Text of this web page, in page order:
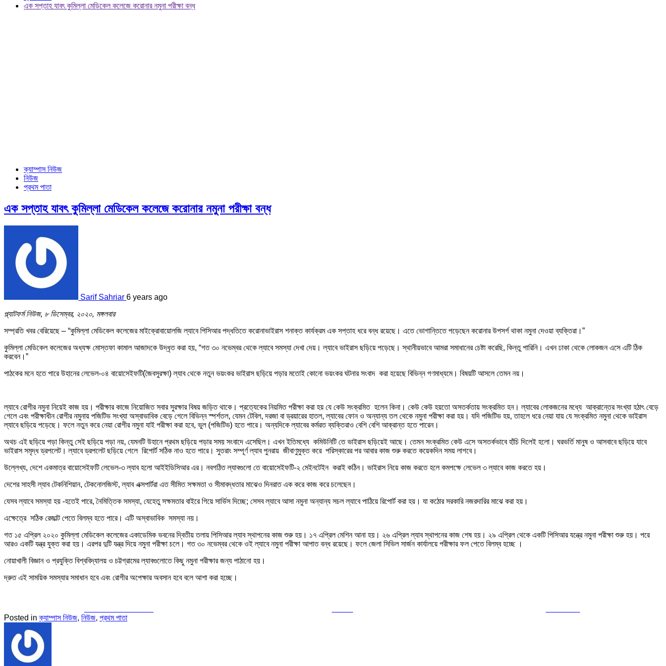
এক সপ্তাহ যাবৎ কুমিল্লা মেডিকেল কলেজে করোনার নমুনা পরীক্ষা বন্ধ
ক্যাম্পাস নিউজ
নিউজ
প্রথম পাতা
এক সপ্তাহ যাবৎ কুমিল্লা মেডিকেল কলেজে করোনার নমুনা পরীক্ষা বন্ধ
Sarif Sahriar 6 years ago
প্ল্যাটফর্ম নিউজ, ৮ ডিসেম্বর, ২০২০, মঙ্গলবার
সম্প্রতি খবর বেরিয়েছে – “কুমিল্লা মেডিকেল কলেজের মাইক্রোবায়োলজি ল্যাবে পিসিআর পদ্ধতিতে করোনাভাইরাস শনাক্ত কার্যক্রম এক সপ্তাহ ধরে বন্ধ রয়েছে। এতে ভোগান্তিতে পড়েছেন করোনার উপসর্গ থাকা নমুনা দেওয়া ব্যক্তিরা।”
কুমিল্লা মেডিকেল কলেজের অধ্যক্ষ মোস্তফা কামাল আজাদকে উদ্ধৃত করা হয়, “গত ৩০ নভেম্বর থেকে ল্যাবে সমস্যা দেখা দেয়। ল্যাবে ভাইরাস ছড়িয়ে পড়েছে। স্থানীয়ভাবে আমরা সমাধানের চেষ্টা করেছি, কিন্তু পারিনি। এখন ঢাকা থেকে লোকজন এসে এটি ঠিক
করবেন।”
পাঠকের মনে হতে পারে উহানের লেভেল-০৪ বায়োসেইফটি(জৈবসুরক্ষা) ল্যাব থেকে নতুন ভয়ংকর ভাইরাস ছড়িয়ে পড়ার মতোই কোনো ভয়ংকর ঘটনার সংবাদ করা হয়েছে বিভিন্ন গণমাধ্যমে। বিষয়টি আসলে তেমন নয়।
ল্যাবে রোগীর নমুনা নিয়েই কাজ হয়। পরীক্ষার কাজে নিয়োজিত সবার সুরক্ষার বিষয় জড়িত থাকে। প্রত্যেকের নিয়মিত পরীক্ষা করা হয় যে কেউ সংক্রমিত হলেন কিনা। কেউ কেউ হয়তো অসতর্কতায় সংক্রমিত হন। ল্যাবের লোকজনের মধ্যে আক্রান্তের সংখ্যা হঠাৎ বেড়ে
গেলে এবং পরীক্ষাধীন রোগীর নমুনায় পজিটিভ সংখ্যা অস্বাভাবিক বেড়ে গেলে বিভিন্ন স্পর্শতল, যেমন টেবিল, দরজা বা ড্রয়ারের হাতল, ল্যাবের ফোন ও অন্যান্য তল থেকে নমুনা পরীক্ষা করা হয়। যদি পজিটিভ হয়, তাহলে ধরে নেয়া যায় যে সংক্রমিত নমুনা থেকে ভাইরাস
ল্যাবে ছড়িয়ে পড়েছে। ফলে নতুন করে নেয়া রোগীর নমুনা যাই পরীক্ষা করা হবে, ভুল (পজিটিভ) হতে পারে। অন্যদিকে ল্যাবের কর্মরত ব্যক্তিরাও বেশি বেশি আক্রান্ত হতে পারেন।
অথচ এই ছড়িয়ে পড়া কিন্তু সেই ছড়িয়ে পড়া নয়, যেমনটি উহানে প্রথম ছড়িয়ে পড়ার সময় সংবাদে এসেছিল। এখন ইতিমধ্যে কমিউনিটি তে ভাইরাস ছড়িয়েই আছে। তেমন সংক্রমিত কেউ এসে অসতর্কভাবে হাঁচি দিলেই হলো। ঘরভর্তি মানুষ ও আসবাবে ছড়িয়ে যাবে
ভাইরাস সমৃদ্ধ ড্রপলেট। ল্যাবে ড্রপলেট ছড়িয়ে গেলে রিপোর্ট সঠিক নাও হতে পারে। সুতরাং সম্পূর্ণ ল্যাব পুনরায় জীবাণুমুক্ত করে পরিস্কারের পর আবার কাজ শুরু করতে কয়েকদিন সময় লাগবে।
উল্লেখ্য, দেশে একমাত্র বায়োসেইফটি লেভেল-৩ ল্যাব হলো আইইডিসিআর এর। নবগঠিত ল্যাবগুলো তে বায়োসেইফটি-২ মেইনটেইন করাই কঠিন। ভাইরাস নিয়ে কাজ করতে হলে কমপক্ষে লেভেল ৩ ল্যাবে কাজ করতে হয়।
দেশের সাহসী ল্যাব টেকনিশিয়ান, টেকনোলজিস্ট, ল্যাব এক্সপার্টরা এত সীমিত সক্ষমতা ও সীমাবদ্ধতার মাঝেও দিনরাত এক করে কাজ করে চলেছেন।
যেসব ল্যাবে সমস্যা হয় -হতেই পারে, নৈমিত্তিক সমস্যা, যেহেতু সক্ষমতার বাইরে গিয়ে সার্ভিস দিচ্ছে; সেসব ল্যাবে আসা নমুনা অন্যান্য সচল ল্যাবে পাঠিয়ে রিপোর্ট করা হয়। যা কঠোর সরকারি নজরদারির মাঝে করা হয়।
এক্ষেত্রে সঠিক রেজাল্ট পেতে বিলম্ব হতে পারে। এটি অস্বাভাবিক সমস্যা নয়।
গত ১৫ এপ্রিল ২০২০ কুমিল্লা মেডিকেল কলেজের একাডেমিক ভবনের দ্বিতীয় তলায় পিসিআর ল্যাব স্থাপনের কাজ শুরু হয়। ১৭ এপ্রিল মেশিন আনা হয়। ২৬ এপ্রিল ল্যাব স্থাপনের কাজ শেষ হয়। ২৯ এপ্রিল থেকে একটি পিসিআর যন্ত্রে নমুনা পরীক্ষা শুরু হয়। পরে
আরও একটি যন্ত্র যুক্ত করা হয়। এরপর দুটি যন্ত্র দিয়ে নমুনা পরীক্ষা চলে। গত ৩০ নভেম্বর থেকে ওই ল্যাবে নমুনা পরীক্ষা আপাত বন্ধ রয়েছে। ফলে জেলা সিভিল সার্জন কার্যালয়ে পরীক্ষার ফল পেতে বিলম্ব হচ্ছে ।
নোয়াখালী বিজ্ঞান ও প্রযুক্তি বিশ্ববিদ্যালয় ও চট্টগ্রামের ল্যাবগুলোতে কিছু নমুনা পরীক্ষার জন্য পাঠানো হয়।
দ্রুত এই সাময়িক সমস্যার সমাধান হবে এবং রোগীর অপেক্ষার অবসান হবে বলে আশা করা হচ্ছে।
Posted inক্যাম্পাস নিউজ, নিউজ, প্রথম পাতা